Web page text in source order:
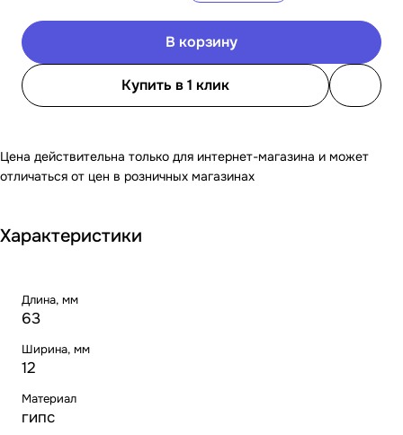
В корзину
Купить в 1 клик
Цена действительна только для интернет-магазина и может
отличаться от цен в розничных магазинах
Характеристики
Длина, мм
63
Ширина, мм
12
Материал
гипс